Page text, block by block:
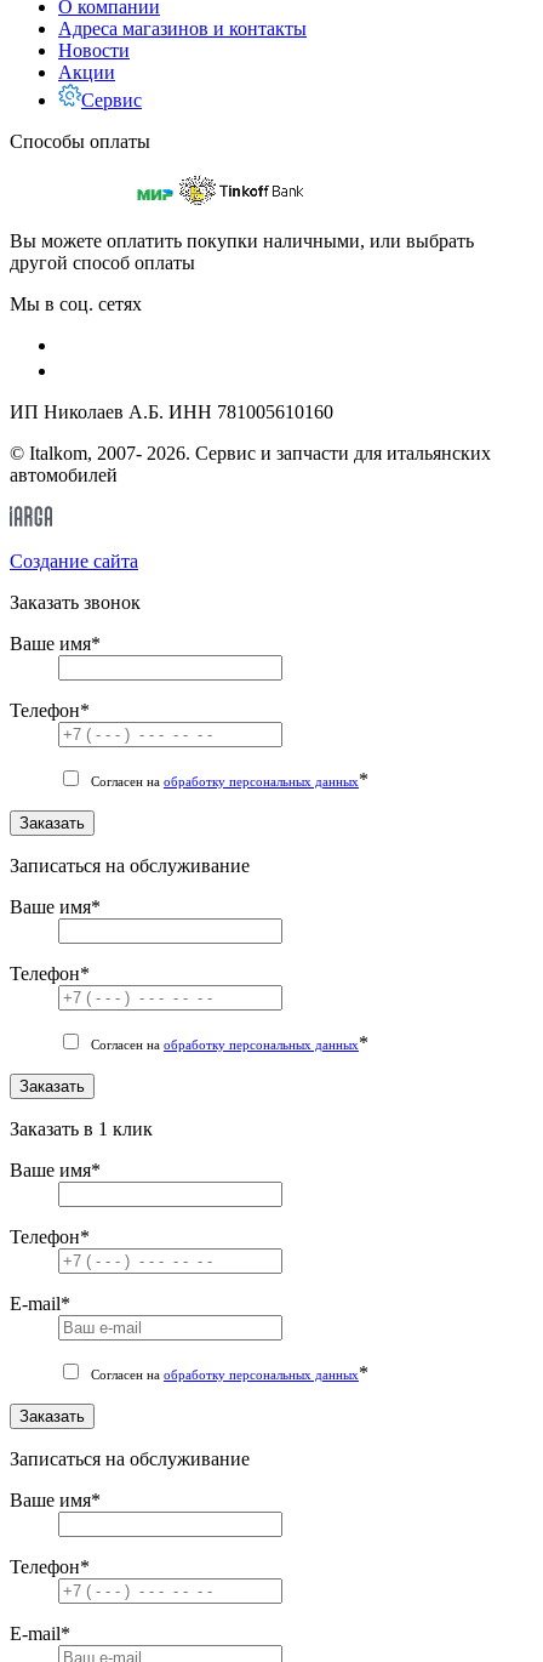
О компании
Адреса магазинов и контакты
Новости
Акции
Сервис
Способы оплаты
Вы можете оплатить покупки наличными, или выбрать
другой способ оплаты
Мы в соц. сетях
ИП Николаев А.Б. ИНН 781005610160
© Italkom, 2007- 2026. Сервис и запчасти для итальянских
автомобилей
Cоздание сайта
Заказать звонок
Ваше имя*
Телефон*
Согласен на обработку персональных данных*
Заказать
Записаться на обслуживание
Ваше имя*
Телефон*
Согласен на обработку персональных данных*
Заказать
Заказать в 1 клик
Ваше имя*
Телефон*
E-mail*
Согласен на обработку персональных данных*
Заказать
Записаться на обслуживание
Ваше имя*
Телефон*
E-mail*